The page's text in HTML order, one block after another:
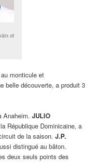
et
monticule et
belle découverte, a produit 3
Anaheim. JULIO
République Dominicaine, a
de la saison. J.P.
distingué au bâton.
deux seuls points des